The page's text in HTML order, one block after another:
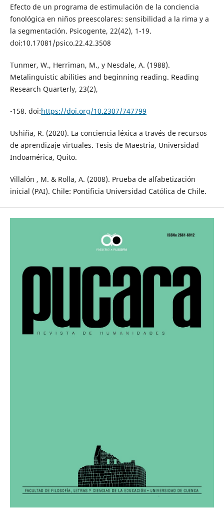
Efecto de un programa de estimulación de la conciencia
fonológica en niños preescolares: sensibilidad a la rima y a
la segmentación. Psicogente, 22(42), 1-19.
doi:10.17081/psico.22.42.3508
Tunmer, W., Herriman, M., y Nesdale, A. (1988).
Metalinguistic abilities and beginning reading. Reading
Research Quarterly, 23(2),
-158. doi:https://doi.org/10.2307/747799
Ushiña, R. (2020). La conciencia léxica a través de recursos
de aprendizaje virtuales. Tesis de Maestria, Universidad
Indoamérica, Quito.
Villalón , M. & Rolla, A. (2008). Prueba de alfabetización
inicial (PAI). Chile: Pontificia Universidad Católica de Chile.